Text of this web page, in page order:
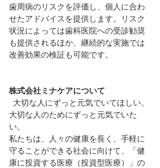
歯周病のリスクを評価し、個人に合わ
せたアドバイスを提供します。リスク
状況によっては歯科医院への受診勧奨
も提供されるほか、継続的な実施では
改善効果の検証も可能です。
株式会社ミナケアについて
大切な人のためにずっと元気でいた
い。
私たちは、人々の健康を長く、手軽に
守ることができる社会に向けて、「健
康に投資する医療（投資型医療）」の